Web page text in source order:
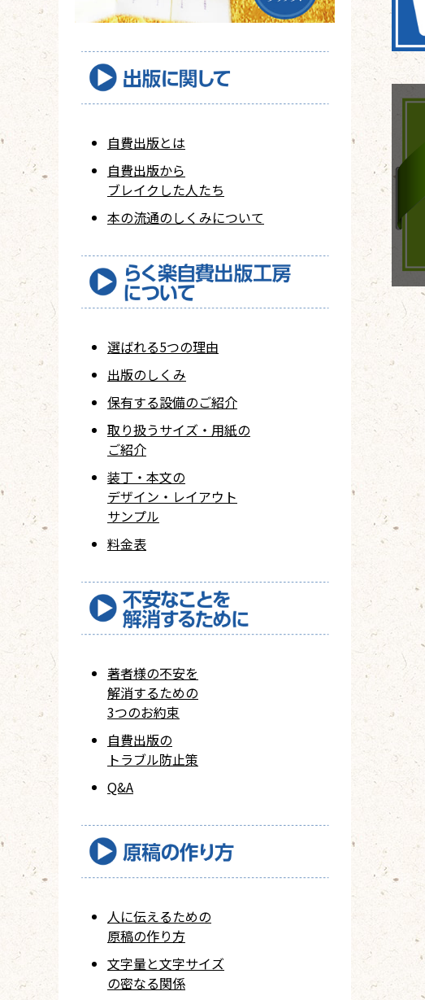
自費出版とは
自費出版から
ブレイクした人たち
本の流通のしくみについて
選ばれる5つの理由
出版のしくみ
保有する設備のご紹介
取り扱うサイズ・用紙の
ご紹介
装丁・本文の
デザイン・レイアウト
サンプル
料金表
著者様の不安を
解消するための
3つのお約束
自費出版の
トラブル防止策
Q&A
人に伝えるための
原稿の作り方
文字量と文字サイズ
の密なる関係